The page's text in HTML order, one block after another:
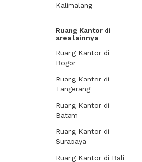
Kalimalang
Ruang Kantor di
area lainnya
Ruang Kantor di
Bogor
Ruang Kantor di
Tangerang
Ruang Kantor di
Batam
Ruang Kantor di
Surabaya
Ruang Kantor di Bali